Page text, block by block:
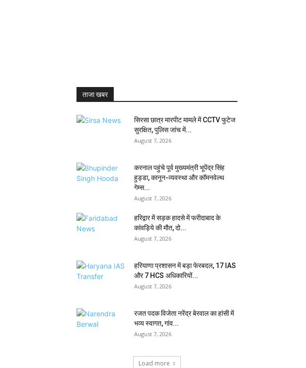
ताजा खबर
सिरसा छात्र मारपीट मामले में CCTV फुटेज
सुरक्षित, पुलिस जांच में...
August 7, 2026
करनाल पहुंचे पूर्व मुख्यमंत्री भूपेंद्र सिंह
हुड्डा, कानून-व्यवस्था और कॉमनवेल्थ
गेम्स...
August 7, 2026
हरिद्वार में सड़क हादसे में फरीदाबाद के
कांवड़िये की मौत, दो...
August 7, 2026
हरियाणा प्रशासन में बड़ा फेरबदल, 17 IAS
और 7 HCS अधिकारियों...
August 7, 2026
रजत पदक विजेता नरेंद्र बेरवाल का हांसी में
भव्य स्वागत, गांव...
August 7, 2026
Load more